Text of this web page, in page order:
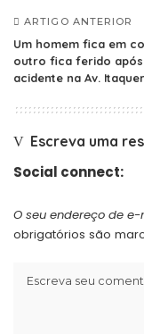
ARTIGO ANTERIOR
Um homem fica em
outro fica ferido
acidente na Av.
Escreva uma
Social connect:
O seu endereço de
obrigatórios são